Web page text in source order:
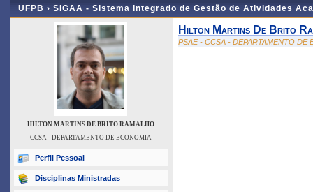
UFPB › SIGAA - Sistema Integrado de Gestão de Atividades
HILTON MARTINS DE BRITO RAMALHO
CCSA - DEPARTAMENTO DE ECONOMIA
Perfil Pessoal
Disciplinas Ministradas
Hilton Martins De Brito
PSAE - CCSA - DEPARTAMENTO DE